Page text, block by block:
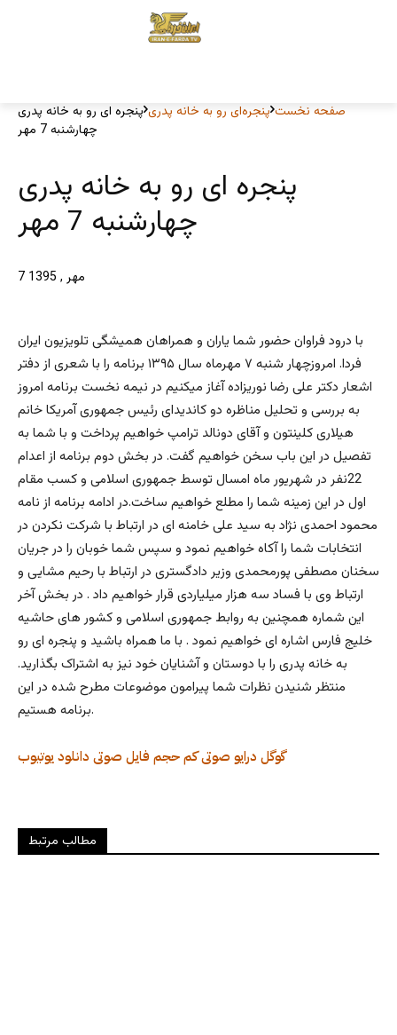
صفحه نخست پنجره‌ای رو به خانه پدری پنجره ای رو به خانه پدری
چهارشنبه 7 مهر
پنجره ای رو به خانه پدری
چهارشنبه 7 مهر
7 مهر , 1395
با درود فراوان حضور شما یاران و همراهان همیشگی تلویزیون ایران
فردا. امروزچهار شنبه ۷ مهرماه سال ۱۳۹۵ برنامه را با شعری از دفتر
اشعار دکتر علی رضا نوریزاده آغاز میکنیم در نیمه نخست برنامه امروز
به بررسی و تحلیل مناظره دو کاندیدای رئیس جمهوری آمریکا خانم
هیلاری کلینتون و آقای دونالد ترامپ خواهیم پرداخت و با شما به
تفصیل در این باب سخن خواهیم گفت. در بخش دوم برنامه از اعدام
22نفر در شهریور ماه امسال توسط جمهوری اسلامی و کسب مقام
اول در این زمینه شما را مطلع خواهیم ساخت.در ادامه برنامه از نامه
محمود احمدی نژاد به سید علی خامنه ای در ارتباط با شرکت نکردن در
انتخابات شما را آکاه خواهیم نمود و سپس شما خوبان را در جریان
سخنان مصطفی پورمحمدی وزیر دادگستری در ارتباط با رحیم مشایی و
ارتباط وی با فساد سه هزار میلیاردی قرار خواهیم داد . در بخش آخر
این شماره همچنین به روابط جمهوری اسلامی و کشور های حاشیه
خلیج فارس اشاره ای خواهیم نمود . با ما همراه باشید و پنجره ای رو
به خانه پدری را با دوستان و آشنایان خود نیز به اشتراک بگذارید.
منتظر شنیدن نظرات شما پیرامون موضوعات مطرح شده در این
برنامه هستیم.
یوتیوب دانلود فایل صوتی صوتی کم حجم گوگل درایو
مطالب مرتبط